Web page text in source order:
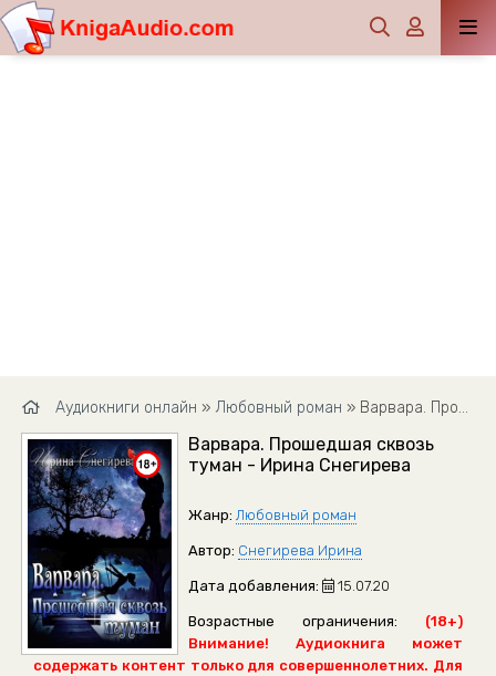
Аудиокниги онлайн » Любовный роман » Варвара. Прошедшая сквозь туман - Ирина Снегирева
Варвара. Прошедшая сквозь
туман - Ирина Снегирева
Жанр: Любовный роман
Автор: Снегирева Ирина
Дата добавления: 15.07.20
Возрастные ограничения:
(18+)
Внимание! Аудиокнига может
содержать контент только для совершеннолетних. Для